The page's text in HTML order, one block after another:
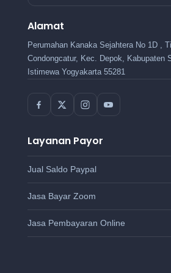
Alamat
Perumahan Kanaka Sejahtera No 1D ,
Condongcatur, Kec. Depok, Kabupaten
Istimewa Yogyakarta 55281
Layanan Payor
Jual Saldo Paypal
Jasa Bayar Zoom
Jasa Pembayaran Online